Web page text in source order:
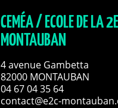
CEMÉA / ECOLE DE LA
MONTAUBAN
4 avenue Gambetta
82000 MONTAUBAN
04 67 04 35 64
contact@e2c-